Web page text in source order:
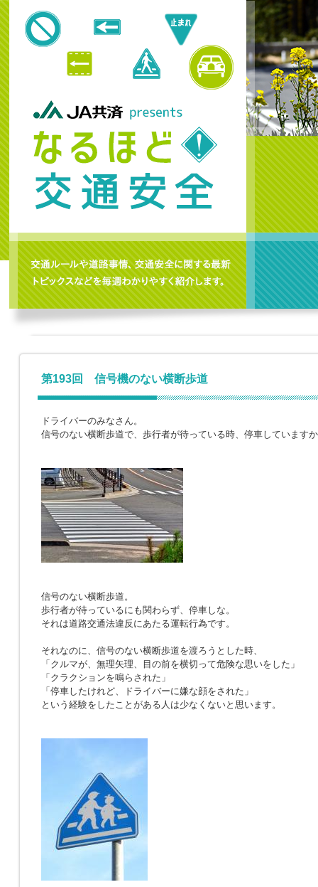
第193回 信号機のない横断歩道
ドライバーのみなさん。
信号のない横断歩道で、歩行者が待っている時、停車しています
信号のない横断歩道。
歩行者が待っているにも関わらず、停車しな。
それは道路交通法違反にあたる運転行為です。
それなのに、信号のない横断歩道を渡ろうとした時、
「クルマが、無理矢理、目の前を横切って危険な思いをした」
「クラクションを鳴らされた」
「停車したけれど、ドライバーに嫌な顔をされた」
という経験をしたことがある人は少なくないと思います。